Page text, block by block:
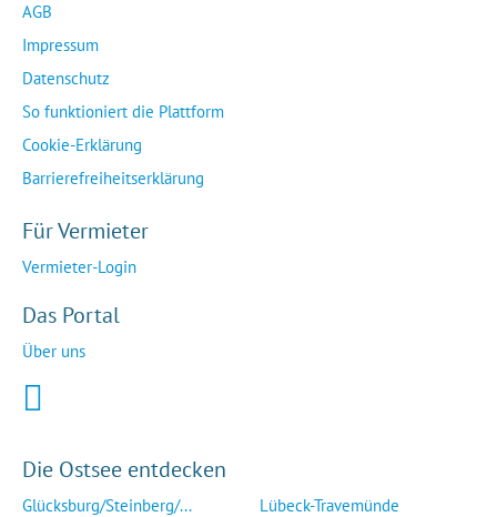
AGB
Impressum
Datenschutz
So funktioniert die Plattform
Cookie-Erklärung
Barrierefreiheitserklärung
Für Vermieter
Vermieter-Login
Das Portal
Über uns
Die Ostsee entdecken
Glücksburg/Steinberg/...
Lübeck-Travemünde